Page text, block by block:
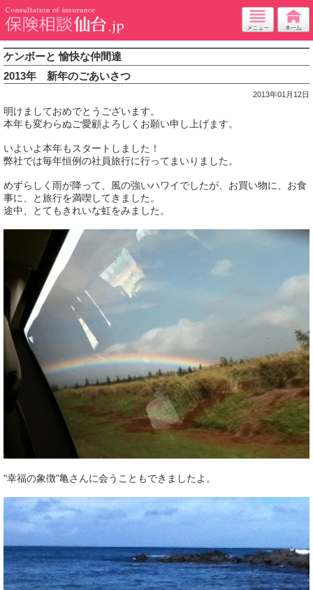
ケンボーと 愉快な仲間達
2013年 新年のごあいさつ
2013年01月12日
明けましておめでとうございます。
本年も変わらぬご愛顧よろしくお願い申し上げます。
いよいよ本年もスタートしました！
弊社では毎年恒例の社員旅行に行ってまいりました。
めずらしく雨が降って、風の強いハワイでしたが、お買い物に、お食
事に、と旅行を満喫してきました。
途中、とてもきれいな虹をみました。
"幸福の象徴"亀さんに会うこともできましたよ。